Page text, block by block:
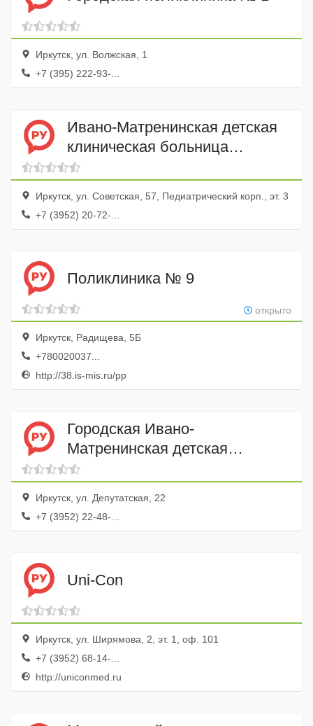
Иркутск, ул. Волжская, 1
+7 (395) 222-93-...
Ивано-Матренинская детская
клиническая больница
Урологическое отделение
Иркутск, ул. Советская, 57, Педиатрический корп., эт. 3
+7 (3952) 20-72-...
Поликлиника № 9
открыто
Иркутск, Радищева, 5Б
+780020037...
http://38.is-mis.ru/pp
Городская Ивано-
Матренинская детская
клиническая больница
пульмонологическое
отделение
Иркутск, ул. Депутатская, 22
+7 (3952) 22-48-...
Uni-Con
Иркутск, ул. Ширямова, 2, эт. 1, оф. 101
+7 (3952) 68-14-...
http://uniconmed.ru